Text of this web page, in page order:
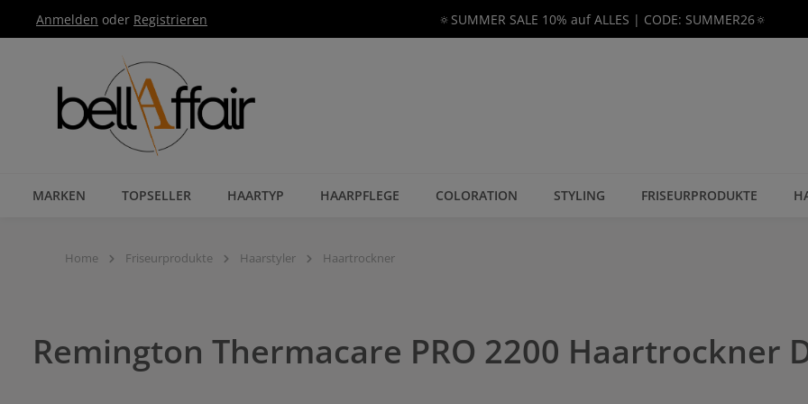
Hauptnavigation springen
Anmelden oder Registrieren 🔅SUMMER SALE 10% auf ALLES | CODE: SUMMER26🔅
MARKEN TOPSELLER HAARTYP HAARPFLEGE COLORATION STYLING FRISEURPRODUKTE
Home Friseurprodukte Haarstyler Haartrockner
Remington Thermacare PRO 2200 Haartrockner